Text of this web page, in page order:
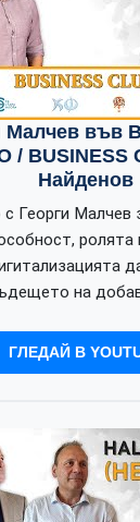
Малчев
BUSINESS
Найденов
с Георги Малчев
ролята
на
ГЛЕДАЙ В